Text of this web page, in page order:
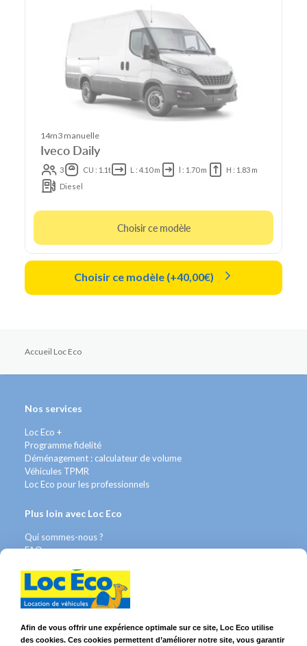
14m3 manuelle
Iveco Daily
3 CU : 1.1t L : 4.10 m l : 1.70 m
H : 1.83 m
Diesel
Choisir ce modèle
Choisir ce modèle (+40,00€)
Accueil Loc Eco
Nos services
Loc Eco +
Programme fidelité
Déménagement : calculateur de volume
Véhicules TPMR
Loc Eco pour les professionnels
Plus loin avec Loc Eco
Qui sommes-nous ?
FAQ
Nous recrutons
Avis Clients
Franchises & Assurances
Afin de vous offrir une expérience optimale sur ce site, Loc Eco utilise
des cookies. Ces cookies permettent d’améliorer notre site, vous garantir